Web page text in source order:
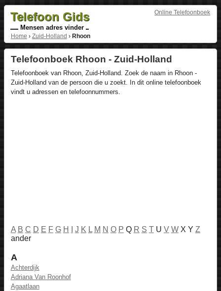
Online Telefoonboek
Telefoon Gids
Mensen adres vinder
Home › Zuid-Holland › Rhoon
Telefoonboek Rhoon - Zuid-Holland
Telefoonboek van Rhoon, Zuid-Holland. Zoek de naam in Rhoon -
Zuid-Holland van de persoon die u zoekt. In dit online telefoonboek
vindt u adressen en telefoonnummers.
A B C D E F G H J K L M N O P Q R S T U V WX Y Z
ander
A
Achterdijk
Adriana Van Roonhof
Agaatlaan